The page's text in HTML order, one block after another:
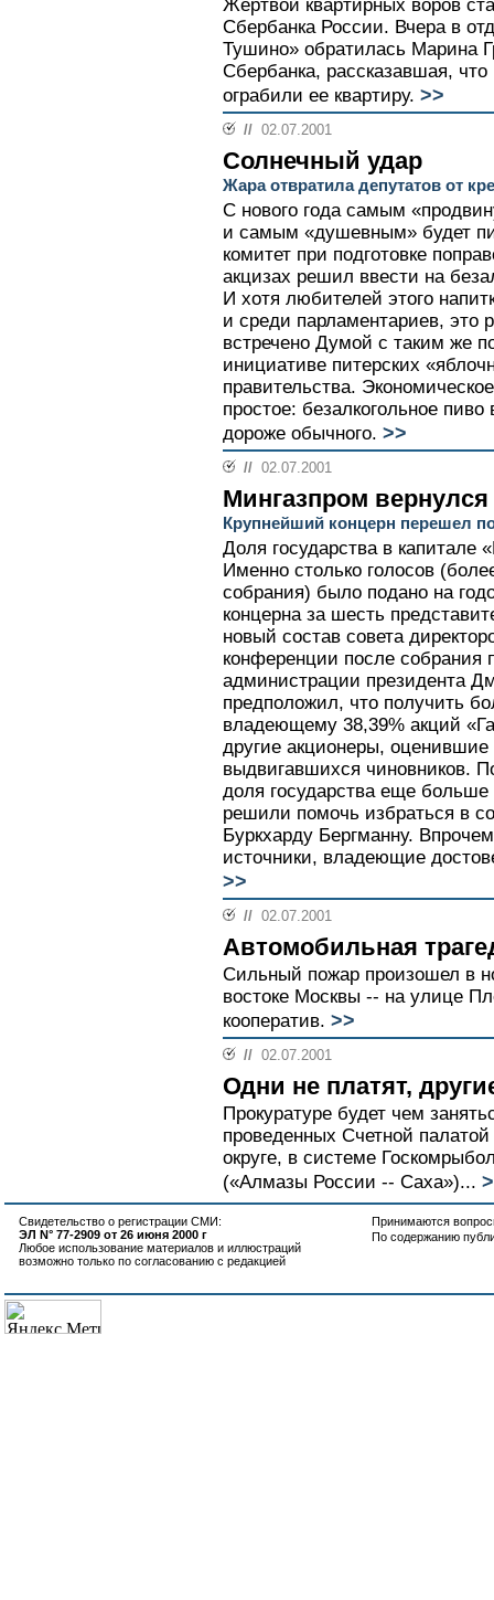
Жертвой квартирных воров
Сбербанка России. Вчера в
Тушино» обратилась Марина
Сбербанка, рассказавшая,
ограбили ее квартиру. >>
// 02.07.2001
Солнечный удар
Жара отвратила депутатов от
С нового года самым
и самым «душевным» будет
комитет при подготовке
акцизах решил ввести на
И хотя любителей этого
и среди парламентариев, это
встречено Думой с таким же
инициативе питерских
правительства.
простое: безалкогольное
дороже обычного. >>
// 02.07.2001
Мингазпром вернулся
Крупнейший концерн перешел
Доля государства в капитале
Именно столько голосов
собрания) было подано на
концерна за шесть
новый состав совета
конференции после собрания
администрации президента
предположил, что получить
владеющему 38,39% акций
другие акционеры, оценившие
выдвигавшихся чиновников.
доля государства еще
решили помочь избраться в
Буркхарду Бергманну.
источники, владеющие
>>
// 02.07.2001
Автомобильная
Сильный пожар произошел в
востоке Москвы -- на улице
кооператив. >>
// 02.07.2001
Одни не платят,
Прокуратуре будет чем
проведенных Счетной
округе, в системе
(«Алмазы России -- Саха»)...
Свидетельство о регистрации СМИ:
ЭЛ N° 77-2909 от 26 июня 2000 г
Любое использование материалов и иллюстраций
возможно только по согласованию с редакцией
Принимаются
По содержанию